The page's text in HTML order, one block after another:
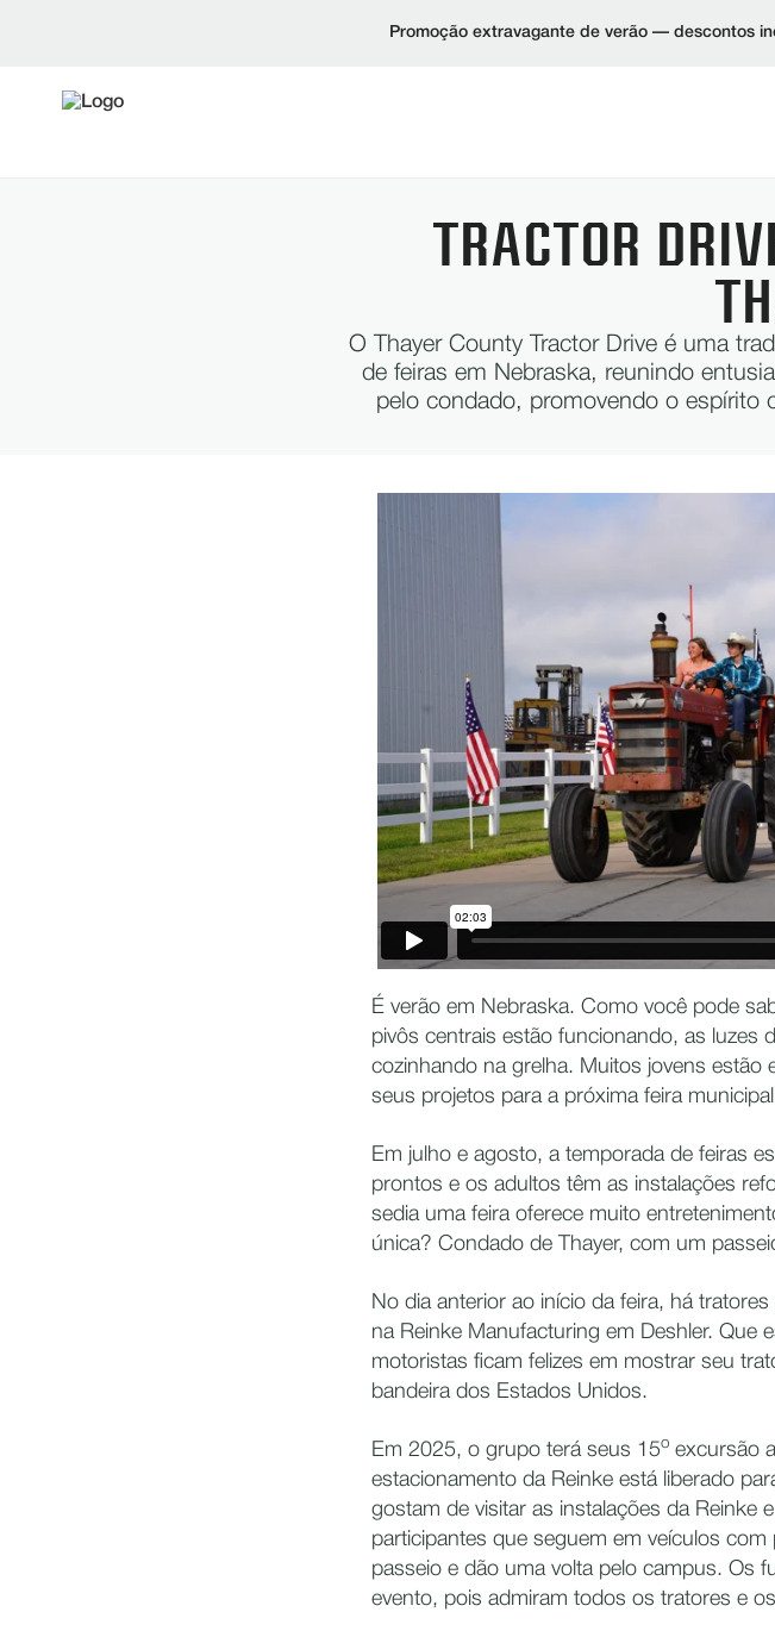
Promoção extravagante de verão — descontos
TRACTOR
O Thayer County Tractor Drive é uma
de feiras em Nebraska, reunindo
pelo condado, promovendo o espírito
É verão em Nebraska. Como você pode
pivôs centrais estão funcionando, as luzes
cozinhando na grelha. Muitos jovens
seus projetos para a próxima feira
Em julho e agosto, a temporada de feiras
prontos e os adultos têm as instalações
sedia uma feira oferece muito
única? Condado de Thayer, com um
No dia anterior ao início da feira, há
na Reinke Manufacturing em Deshler. Que
motoristas ficam felizes em mostrar seu
bandeira dos Estados Unidos.
Em 2025, o grupo terá seus 15o excursão
estacionamento da Reinke está liberado
gostam de visitar as instalações da Reinke
participantes que seguem em veículos
passeio e dão uma volta pelo campus. Os
evento, pois admiram todos os tratores e